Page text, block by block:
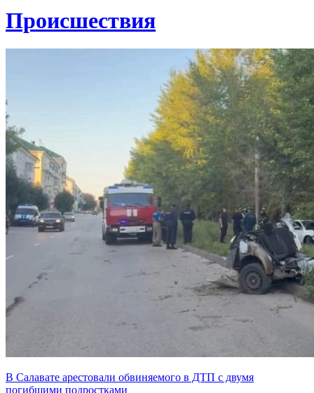
Проиcшествия
В Салавате арестовали обвиняемого в ДТП с двумя
погибшими подростками